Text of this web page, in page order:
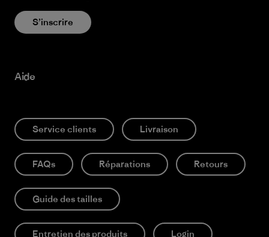
S’inscrire
Aide
Service clients Livraison
FAQs Réparations Retours
Guide des tailles
Entretien des produits Login